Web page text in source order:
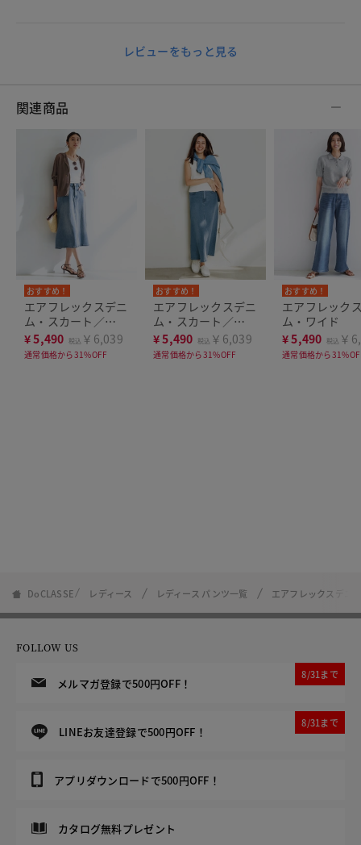
レビューをもっと見る
関連商品
おすすめ！
エアフレックスデニ
ム・スカート／
73cm
¥5,490 税込 ￥6,039
通常価格から31%OFF
おすすめ！
エアフレックスデニ
ム・スカート／
88cm
¥5,490 税込 ￥6,039
通常価格から31%OFF
おすすめ！
エアフレック
ム・ワイド
¥5,490 税込 ￥
通常価格から
DoCLASSE レディース レディース パンツ一覧 エアフレックスデニ
FOLLOW US
メルマガ登録で500円OFF！
8/31まで
LINEお友達登録で500円OFF！
8/31まで
アプリダウンロードで500円OFF！
カタログ無料プレゼント